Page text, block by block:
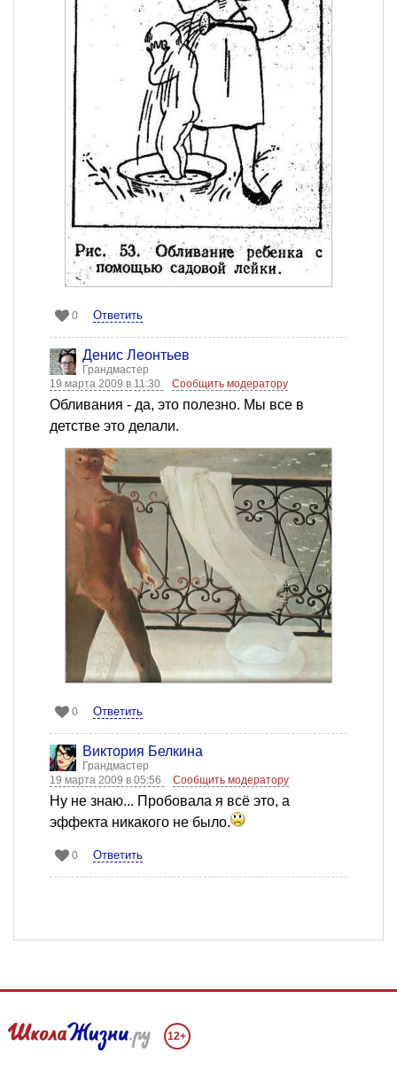
0 Ответить
Денис Леонтьев
Грандмастер
19 марта 2009 в 11:30
Сообщить модератору
Обливания - да, это полезно. Мы все в
детстве это делали.
0 Ответить
Виктория Белкина
Грандмастер
19 марта 2009 в 05:56
Сообщить модератору
Ну не знаю... Пробовала я всё это, а
эффекта никакого не было.
0 Ответить
12+